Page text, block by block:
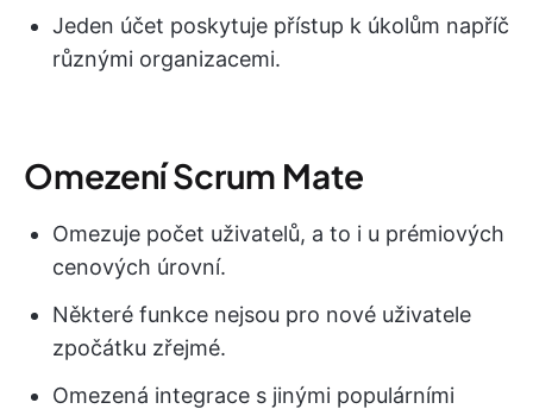
Jeden účet poskytuje přístup k úkolům napříč
různými organizacemi.
Omezení Scrum Mate
Omezuje počet uživatelů, a to i u prémiových
cenových úrovní.
Některé funkce nejsou pro nové uživatele
zpočátku zřejmé.
Omezená integrace s jinými populárními